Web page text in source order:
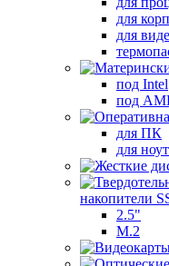
для
для
под Intel
под
для ПК
для
накопители
2.5"
M.2